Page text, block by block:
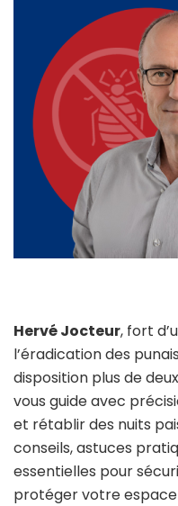
Hervé Jocteur, fort
l’éradication des
disposition plus de
vous guide avec
et rétablir des nuits
conseils, astuces
essentielles pour
protéger votre espace